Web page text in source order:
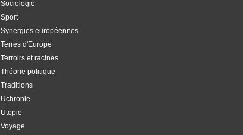
Sociologie
Sport
Synergies européennes
Terres d'Europe
Terroirs et racines
Théorie politique
Traditions
Uchronie
Utopie
Voyage